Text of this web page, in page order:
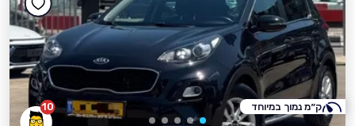
10 ק״מ נמוך במיוחד